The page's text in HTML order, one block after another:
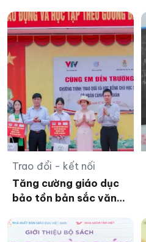
Trao đổi - kết nối
Tăng cường giáo dục
bảo tồn bản sắc văn
Bahnar ở tiểu học